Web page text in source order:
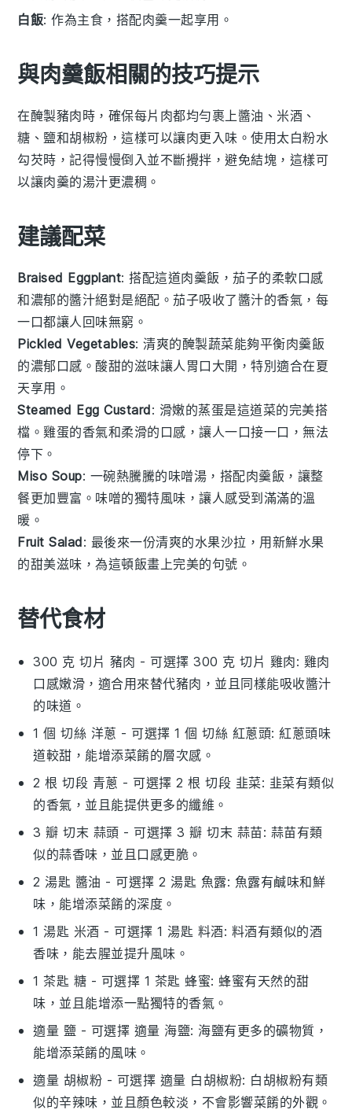
白飯: 作為主食，搭配肉羹一起享用。
與肉羹飯相關的技巧提示
在醃製豬肉 時，確保每片 肉都均勻裹上醬油 、 米酒 、
糖 、 鹽和胡椒粉 ，這樣可以讓肉更入味。使用 太白粉水
勾芡時，記得慢慢倒入並不斷攪拌，避免結塊，這樣可
以讓肉羹的湯汁更濃稠。
建議配菜
Braised Eggplant: 搭配這道肉羹飯，茄子的柔軟口感
和濃郁的醬汁絕對是絕配。茄子吸收了醬汁的香氣，每
一口都讓人回味無窮。
Pickled Vegetables: 清爽的醃製蔬菜能夠平衡肉羹飯
的濃郁口感。酸甜的滋味讓人胃口大開，特別適合在夏
天享用。
Steamed Egg Custard: 滑嫩的蒸蛋是這道菜的完美搭
檔。雞蛋的香氣和柔滑的口感，讓人一口接一口，無法
停下。
Miso Soup: 一碗熱騰騰的味噌湯 ，搭配肉羹飯，讓整
餐更加豐富。 味噌的獨特風味，讓人感受到滿滿的溫
暖。
Fruit Salad: 最後來一份清爽的水果沙拉 ，用 新鮮水果
的甜美滋味，為這頓飯畫上完美的句號。
替代食材
300 克 切片 豬肉 - 可選擇300 克 切片 雞肉: 雞肉
口感嫩滑，適合用來替代豬肉，並且同樣能吸收醬汁
的味道。
1 個 切絲 洋蔥 - 可選擇1 個 切絲 紅蔥頭: 紅蔥頭味
道較甜，能增添菜餚的層次感。
2 根 切段 青蔥 - 可選擇2 根 切段 韭菜: 韭菜有類似
的香氣，並且能提供更多的纖維。
3 瓣 切末 蒜頭 - 可選擇3 瓣 切末 蒜苗: 蒜苗有類
似的蒜香味，並且口感更脆。
2 湯匙 醬油 - 可選擇2 湯匙 魚露: 魚露有鹹味和鮮
味，能增添菜餚的深度。
1 湯匙 米酒 - 可選擇1 湯匙 料酒: 料酒有類似的酒
香味，能去腥並提升風味。
1 茶匙 糖 - 可選擇 1 茶匙 蜂蜜: 蜂蜜有天然的甜
味，並且能增添一點獨特的香氣。
適量 鹽 - 可選擇 適量 海鹽: 海鹽有更多的礦物質，
能增添菜餚的風味。
適量 胡椒粉 - 可選擇 適量 白胡椒粉: 白胡椒粉有類
似的辛辣味，並且顏色較淡，不會影響菜餚的外觀。